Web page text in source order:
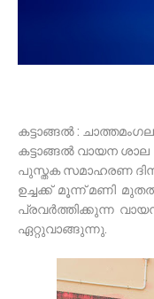
കട്ടാങ്ങൽ :
കട്ടാങ്ങൽ വായന ശാല
പുസ്തക സമാഹരണ
ഉച്ചക്ക് മൂന്ന് മണി
പ്രവർത്തിക്കുന്ന
ഏറ്റുവാങ്ങുന്നു.